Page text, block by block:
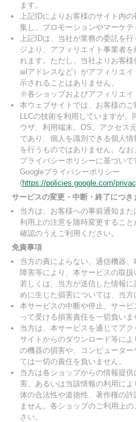
ます。
上記IDによりお客様のサイト内
集し、プロモーションやマーケテ
上記IDは、当社が業務の委託を
ジより、アフィリエイト事業者
れます。ただし、当社よりお客
ailアドレスなど）がアフィリエ
示されることはありません。
※各ショップおよびアフィリエイ
本ウェブサイトでは、お客様の
LLCの技術を利用していますが
ウザ、利用端末、OS、アクセス
であり、個人を識別できる個人
を行うものではありません。な
プライバシーポリシーに基づいて
Googleプライバシーポリシー
(https://policies.google.com/
サービスの変更・中断・終了につき
当方は、お客様への事前通知ま
利用上の注意を随時変更するこ
確認のうえご利用ください。
免責事項
当方の責によらない、通信機器
障害等により、本サービスの取扱
若しくは、当方が送信した情報
めに生じた損害については、当方
本サービスの中断や停止、サー
って受ける損害責任を一切負いま
当方は、本サービスを通じてア
サイトからのダウンロード等に
の機器の損害や、コンピュータ
ては一切の責任を負いません。
当方は各ショップからの情報提
害、あるいは当該情報の利用に
体の合法性や道徳性、著作権の
ません。各ショップのご利用上
さい。